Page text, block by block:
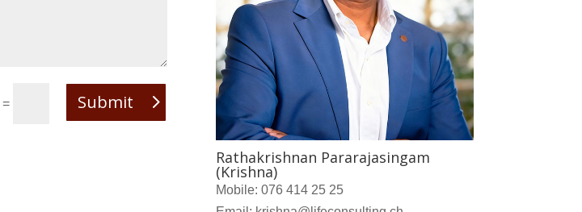
= Submit
Rathakrishnan Pararajasingam
(Krishna)
Mobile: 076 414 25 25